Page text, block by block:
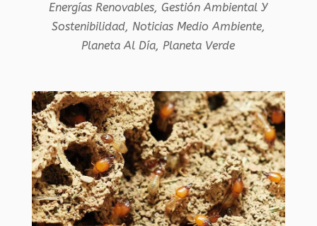
Energías Renovables,Gestión Ambiental Y
Sostenibilidad, Noticias Medio Ambiente,
Planeta Al Día,Planeta Verde